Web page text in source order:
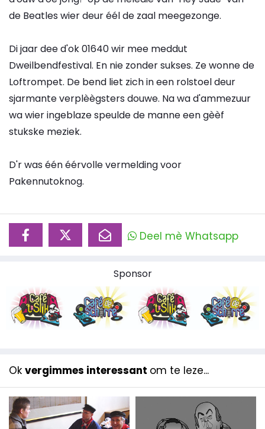
de Beatles wier deur éél de zaal meegezonge.
Di jaar dee d'ok 01640 wir mee meddut
Dweilbendfestival. En nie zonder sukses. Ze wonne de
Loftrompet. De bend liet zich in een rolstoel deur
sjarmante verplèègsters douwe. Na wa d'ammezuur
wa wier ingeblaze speulde de manne een gèèf
stukske meziek.
D'r was één éérvolle vermelding voor
Pakennutoknog.
Deel mè Whatsapp
Sponsor
Ok vergimmes interessant om te leze...